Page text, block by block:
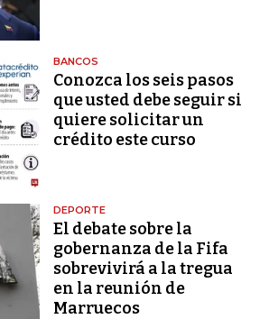
BANCOS
Conozca los seis pasos
que usted debe seguir si
quiere solicitar un
crédito este curso
DEPORTE
El debate sobre la
gobernanza de la Fifa
sobrevivirá a la tregua
en la reunión de
Marruecos